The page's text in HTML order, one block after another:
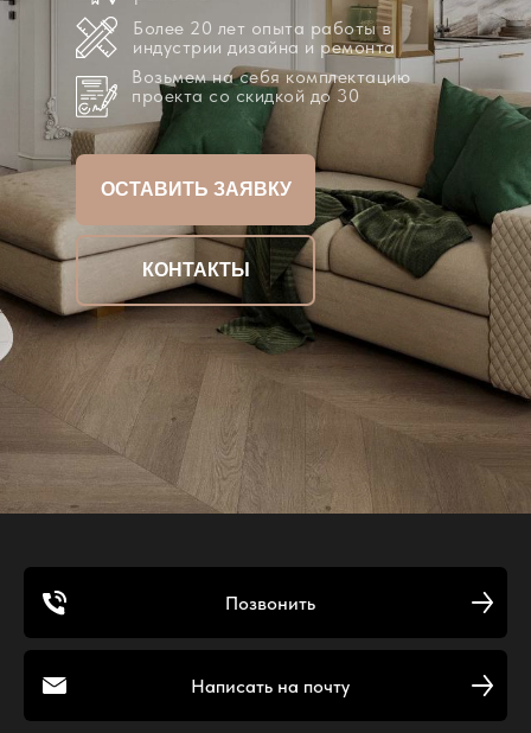
ОСТАВИТЬ ЗАЯВКУ
Более 20 лет опыта работы в
индустрии дизайна и ремонта
Возьмем на себя комплектацию
проекта со скидкой до 30
КОНТАКТЫ
Позвонить
Написать на почту